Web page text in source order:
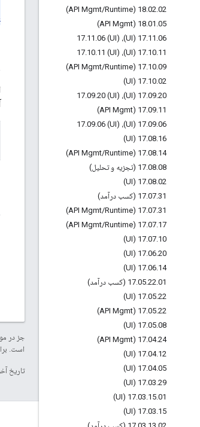
18.02.02 (API Mgmt
/Runtime)
18.01 .05 (API Mgmt)
17.11 .06 (UI)، 17 .11 .06 (UI)
17.10.11 (UI)، 17 .10.11 (UI)
17.10.09 (API Mgmt
/Runtime)
17.10.02 (UI)
17.09.20 (UI)، 17 .09.20 (UI)
17.09.11 (API Mgmt)
17.09.06 (UI)، 17 .09.06 (UI)
17.08.16 (UI)
17.08.14 (API Mgmt
/Runtime)
17.08.08 (تجزیه و تحلیل)
17.08.02 (UI)
17.07.31 (کسب درآمد)
17.07.31 (API Mgmt
/Runtime)
17.07.17 (API Mgmt
/Runtime)
17.07.10 (UI)
17.06.20 (UI)
17.06.14 (UI)
17.05.22.01 (کسب درآمد)
17.05.22 (UI)
17.05.22 (API Mgmt)
17.05.08 (UI)
17.04.24 (API Mgmt)
17.04.12 (UI)
17.04.05 (UI)
17.03.29 (UI)
17.03.15.01 (UI)
17.03.15 (UI)
جز در
است.
تاریخ آخرین